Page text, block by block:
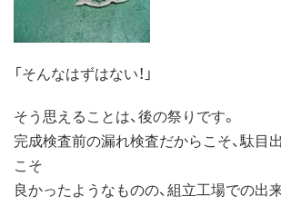
「そんなはずはない！」
そう思えることは、後の祭りです。
完成検査前の漏れ検査だからこそ、駄目
こそ
良かったようなものの、組立工場での出